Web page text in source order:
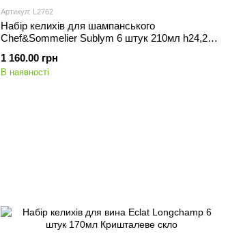
Артикул: L2762
Набір келихів для шампанського
Chef&Sommelier Sublym 6 штук 210мл h24,2
1 160.00 грн
В наявності